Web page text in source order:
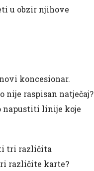
u obzir njihove
koncesionar.
nije raspisan natječaj?
napustiti linije koje
tri različita
različite karte?